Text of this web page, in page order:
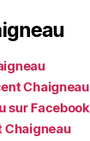
Chaigneau
sur Facebook
Chaigneau